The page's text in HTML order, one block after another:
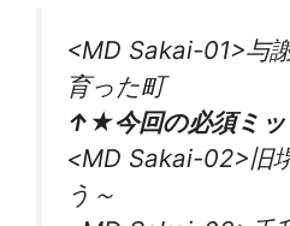
<MD Sakai-01>与
育った町
↑★今回の必須ミ
<MD Sakai-02>旧
う～